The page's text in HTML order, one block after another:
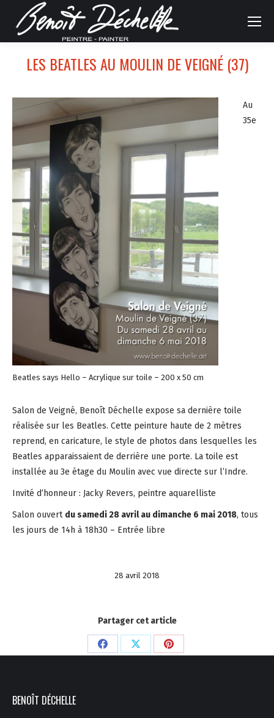
LES BEATLES AU MOULIN DE VEIGNÉ (37)
Beatles says Hello – Acrylique sur toile – 200 x 50 cm
Au
35e
Salon de Veigné, Benoît Déchelle expose sa dernière toile
réalisée sur les Beatles. Cette peinture haute de 2 mètres
reprend, en caricature, le style de photos dans lesquelles les
Beatles apparaissaient de derrière une porte. La toile est
installée au 3e étage du Moulin avec vue directe sur l’Indre.
Invité d’honneur : Jacky Revers, peintre aquarelliste
Salon ouvert du samedi 28 avril au dimanche 6 mai 2018, tous
les jours de 14h à 18h30 – Entrée libre
28 avril 2018
Partager cet article
PartagerPartagerPartager
BENOÎT DÉCHELLE